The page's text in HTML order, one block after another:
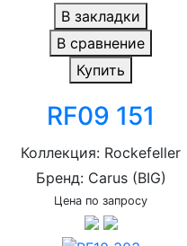
В закладки
В сравнение
Купить
RF09 151
Коллекция: Rockefeller
Бренд: Carus (BIG)
Цена по запросу